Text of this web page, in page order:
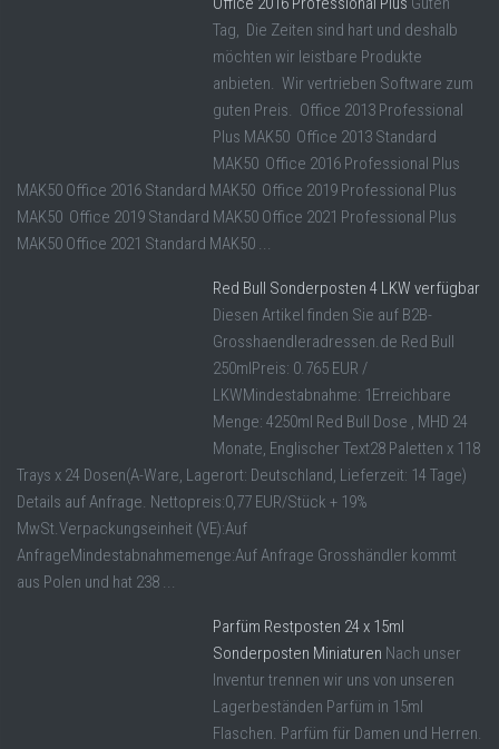
Tag, Die Zeiten sind hart und deshalb
möchten wir leistbare Produkte
anbieten. Wir vertrieben Software zum
guten Preis. Office 2013 Professional
Plus MAK50 Office 2013 Standard
MAK50 Office 2016 Professional Plus
MAK50 Office 2016 Standard MAK50 Office 2019 Professional Plus
MAK50 Office 2019 Standard MAK50 Office 2021 Professional Plus
MAK50 Office 2021 Standard MAK50 ...
Red Bull Sonderposten 4 LKW verfügbar
Diesen Artikel finden Sie auf B2B-
Grosshaendleradressen.de Red Bull
250mlPreis: 0.765 EUR /
LKWMindestabnahme: 1Erreichbare
Menge: 4250ml Red Bull Dose , MHD 24
Monate, Englischer Text28 Paletten x 118
Trays x 24 Dosen(A-Ware, Lagerort: Deutschland, Lieferzeit: 14 Tage)
Details auf Anfrage. Nettopreis:0,77 EUR/Stück + 19%
MwSt.Verpackungseinheit (VE):Auf
AnfrageMindestabnahmemenge:Auf Anfrage Grosshändler kommt
aus Polen und hat 238 ...
Parfüm Restposten 24 x 15ml
Sonderposten Miniaturen Nach unser
Inventur trennen wir uns von unseren
Lagerbeständen Parfüm in 15ml
Flaschen. Parfüm für Damen und Herren.